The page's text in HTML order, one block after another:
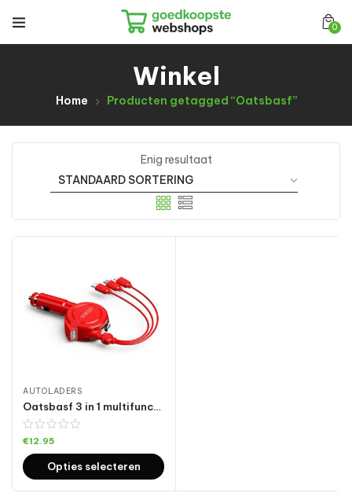
0
Winkel
Home Producten getagged “Oatsbasf”
Enig resultaat
AUTOLADERS
Oatsbasf 3 in 1 multifunctionele autolader datakabel, 1M（Red）
€12.95
Opties selecteren